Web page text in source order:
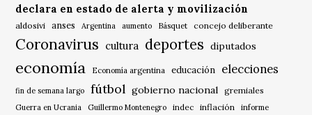
declara en estado de alerta y movilización
aldosivi anses Argentina aumento Básquet concejo deliberante
Coronavirus cultura deportes diputados
economía Economía argentina educación elecciones
fin de semana largo fútbol gobierno nacional gremiales
Guerra en Ucrania Guillermo Montenegro indec inflación informe